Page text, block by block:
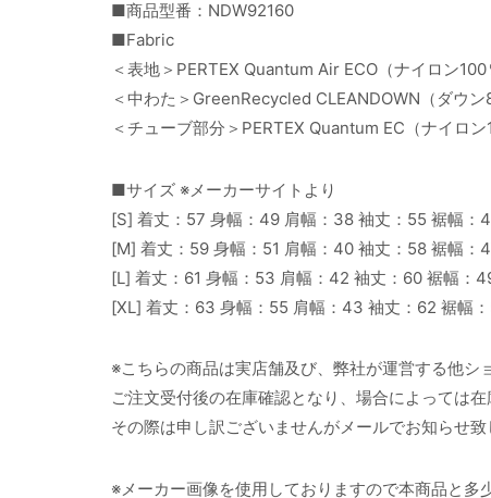
■商品型番：NDW92160
■Fabric
＜表地＞PERTEX Quantum Air ECO（ナイロン100
＜中わた＞GreenRecycled CLEANDOWN（ダウン
＜チューブ部分＞PERTEX Quantum EC（ナイロン
■サイズ ※メーカーサイトより
[S] 着丈：57 身幅：49 肩幅：38 袖丈：55 裾幅：
[M] 着丈：59 身幅：51 肩幅：40 袖丈：58 裾幅：
[L] 着丈：61 身幅：53 肩幅：42 袖丈：60 裾幅：
[XL] 着丈：63 身幅：55 肩幅：43 袖丈：62 裾幅
※こちらの商品は実店舗及び、弊社が運営する他シ
ご注文受付後の在庫確認となり、場合によっては
その際は申し訳ございませんがメールでお知らせ致
※メーカー画像を使用しておりますので本商品と多